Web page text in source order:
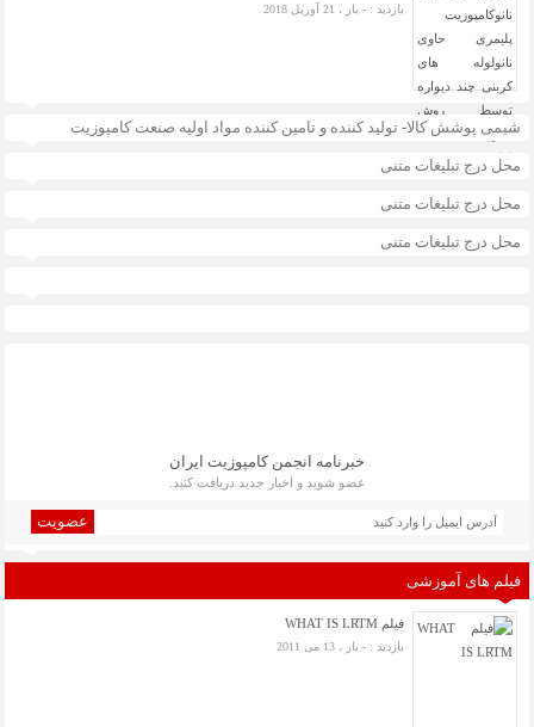
بازدید : - بار ، 21 آوریل 2018
فیلم های آموزشی
فیلم WHAT IS LRTM
بازدید : - بار ، 13 می 2011
خبرنامه انجمن کامپوزیت ایران
عضو شوید و اخبار جدید دریافت کنید.
عضویت
شیمی پوشش کالا- تولید کننده و تامین کننده مواد اولیه صنعت کامپوزیت
محل درج تبلیغات متنی
محل درج تبلیغات متنی
محل درج تبلیغات متنی